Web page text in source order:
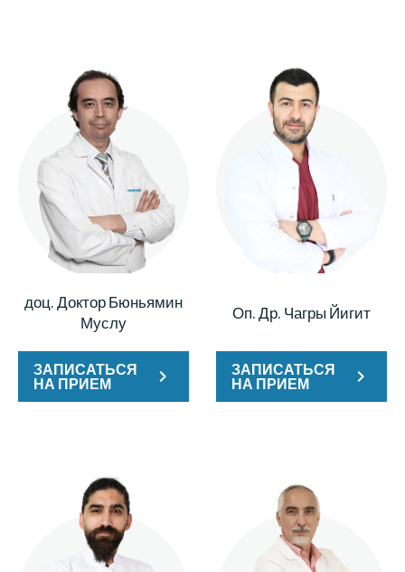
доц. Доктор Бюньямин
Муслу
ЗАПИСАТЬСЯ
НА ПРИЕМ
Оп. Др. Чагры Йигит
ЗАПИСАТЬСЯ
НА ПРИЕМ